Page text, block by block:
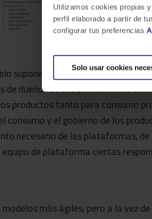
Utilizamos cookies propias
perfil elaborado a partir de
configurar tus preferencias
Solo usar cookies
supone además uncambio
de dueños de sus productos de
productos tanto para consumo
consumo y el gobierno de los
necesario de las plataformas,
de plataforma ciertas
más ágiles, pero a la vez